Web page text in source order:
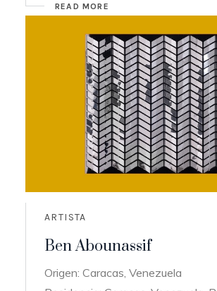
READ MORE
ARTISTA
Ben Abounassif
Origen: Caracas, Venezuela